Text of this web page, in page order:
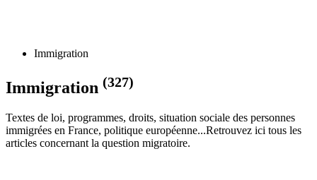
Immigration
Immigration (327)
Textes de loi, programmes, droits, situation sociale des personnes
immigrées en France, politique européenne...Retrouvez ici tous les
articles concernant la question migratoire.